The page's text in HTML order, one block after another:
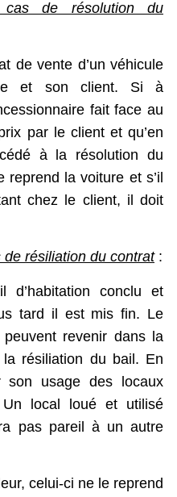
cas de résolution du
de vente d’un véhicule
et son client. Si à
fait face au
par le client et qu’en
à la résolution du
reprend la voiture et s’il
chez le client, il doit
de résiliation du contrat:
d’habitation conclu et
tard il est mis fin. Le
revenir dans la
résiliation du bail. En
usage des locaux
local loué et utilisé
pas pareil à un autre
celui-ci ne le reprend